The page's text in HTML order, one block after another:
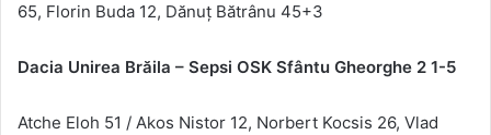
65, Florin Buda 12, Dănuț Bătrânu 45+3
Dacia Unirea Brăila – Sepsi OSK Sfântu Gheorghe 2 1-5
Atche Eloh 51 / Akos Nistor 12, Norbert Kocsis 26, Vlad